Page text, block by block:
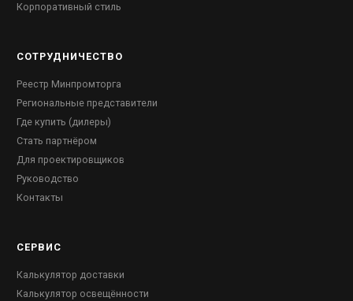
Корпоративный стиль
СОТРУДНИЧЕСТВО
Реестр Минпромторга
Региональные представители
Где купить (дилеры)
Стать партнёром
Для проектировщиков
Руководство
Контакты
СЕРВИС
Калькулятор доставки
Калькулятор освещённости